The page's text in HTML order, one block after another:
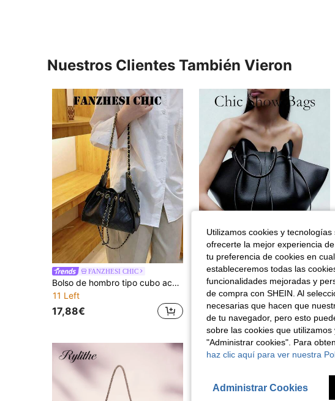
Nuestros Clientes También Vieron
FANZHESI CHIC
Bolso de hombro tipo cubo acolchado con textura, cierre de cordón con cadena de metal de doble capa, bolsillo lateral para monedas, bolso de hombro elegante para compras y ocasiones
11 Left
17,88€
Bolso de hombro de moda para mujer, bolso cruzado, edición especial, diseño elegante, gran capacidad, duradero, ligero, adecuado para el trabajo, los viajes, los negocios y diversas ocasiones, puede caber cosméticos
30 Left
30,18€
Utilizamos cookies y
ofrecerte la mejor experiencia
tu preferencia de cookies en
estableceremos todas las
funcionalidades mejoradas y
de compra con SHEIN. Al
necesarias que hacen que
de tu navegador, pero esto
sobre las cookies que
"Administrar cookies". Para
haz clic aquí para ver nuestra
Administrar Cookies